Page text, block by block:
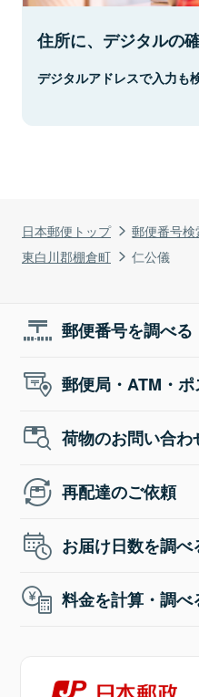
日本郵便トップ 郵便番号検
東白川郡棚倉町
仁公儀
住所に、デジタルの
デジタルアドレスで入力も
郵便番号を調べる
郵便局・ATM・
荷物のお問い合わ
再配達のご依頼
お届け日数を調べ
料金を計算・調べ